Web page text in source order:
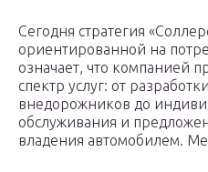
Сегодня стратегия
ориентированной на
означает, что компанией
спектр услуг: от
внедорожников до
обслуживания и
владения автомобилем.